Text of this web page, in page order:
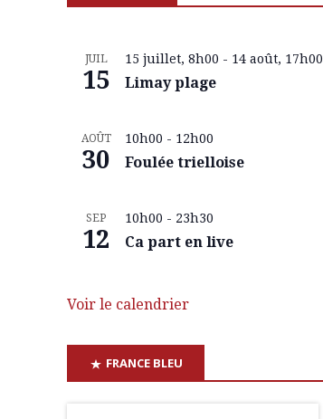
JUIL
15
15 juillet, 8h00 - 14 août, 17h00
Limay plage
AOÛT
30
10h00 - 12h00
Foulée trielloise
SEP
12
10h00 - 23h30
Ca part en live
Voir le calendrier
FRANCE BLEU